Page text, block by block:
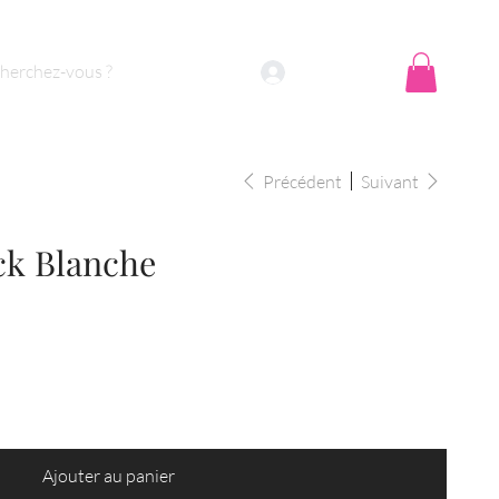
Précédent Suivant
Blanche
Ajouter au panier